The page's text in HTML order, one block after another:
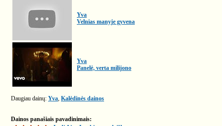
Yva
Velnias manyje gyvena
Yva
Panelė, verta milijono
Daugiau dainų: Yva, Kalėdinės dainos
Dainos panašiais pavadinimais: